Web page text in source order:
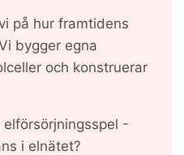
på hur framtidens
bygger egna
och konstruerar
-
i elnätet?